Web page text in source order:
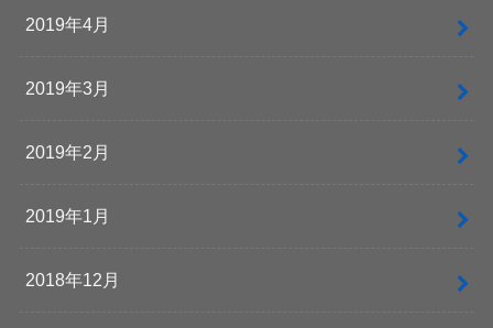
2019年4月
2019年3月
2019年2月
2019年1月
2018年12月